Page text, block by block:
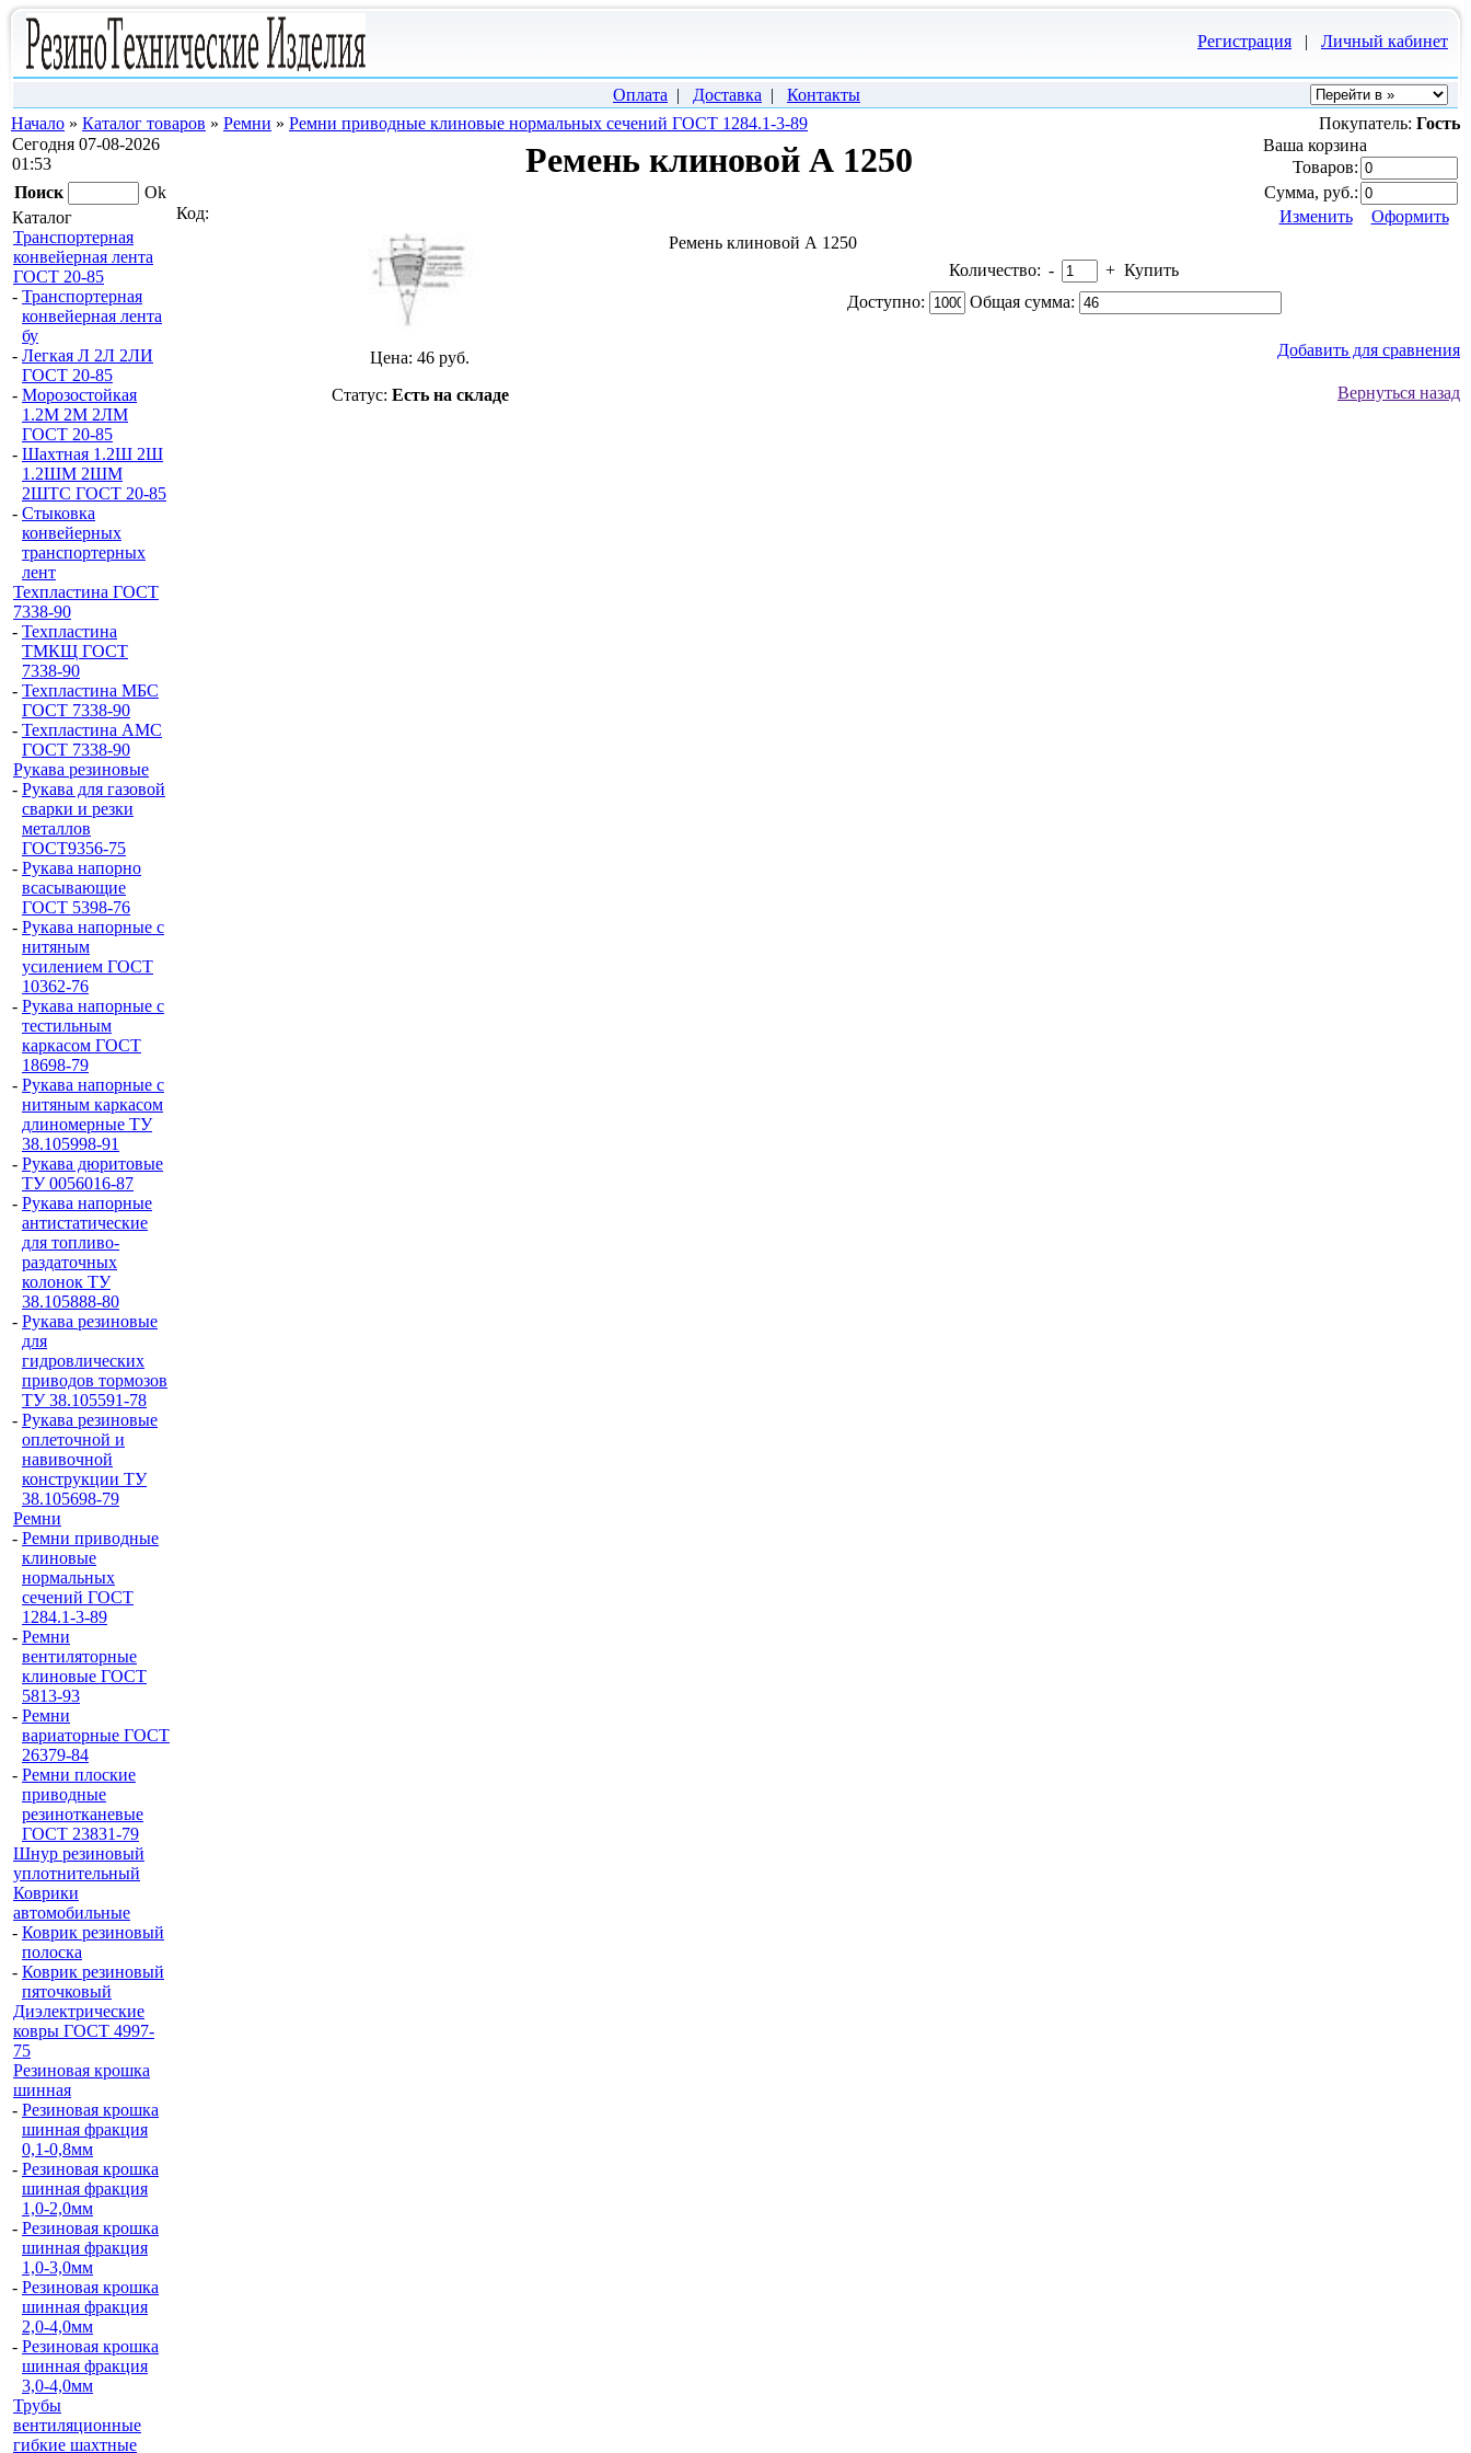
Регистрация | Личный кабинет
Оплата | Доставка | Контакты
Начало » Каталог товаров » Ремни » Ремни приводные клиновые нормальных сечений ГОСТ 1284.1-3-89 Покупатель: Гость
Сегодня 07-08-2026
01:53
Поиск
Ok
Каталог
Транспортерная
конвейерная лента
ГОСТ 20-85
- Транспортерная
конвейерная лента
бу
- Легкая Л 2Л 2ЛИ
ГОСТ 20-85
- Морозостойкая
1.2М 2М 2ЛМ
ГОСТ 20-85
- Шахтная 1.2Ш 2Ш
1.2ШМ 2ШМ
2ШТС ГОСТ 20-85
- Стыковка
конвейерных
транспортерных
лент
Техпластина ГОСТ
7338-90
- Техпластина
ТМКЩ ГОСТ
7338-90
- Техпластина МБС
ГОСТ 7338-90
- Техпластина АМС
ГОСТ 7338-90
Рукава резиновые
- Рукава для газовой
сварки и резки
металлов
ГОСТ9356-75
- Рукава напорно
всасывающие
ГОСТ 5398-76
- Рукава напорные с
нитяным
усилением ГОСТ
10362-76
- Рукава напорные с
тестильным
каркасом ГОСТ
18698-79
- Рукава напорные с
нитяным каркасом
длиномерные ТУ
38.105998-91
- Рукава дюритовые
ТУ 0056016-87
- Рукава напорные
антистатические
для топливо-
раздаточных
колонок ТУ
38.105888-80
- Рукава резиновые
для
гидровлических
приводов тормозов
ТУ 38.105591-78
- Рукава резиновые
оплеточной и
навивочной
конструкции ТУ
38.105698-79
Ремни
- Ремни приводные
клиновые
нормальных
сечений ГОСТ
1284.1-3-89
- Ремни
вентиляторные
клиновые ГОСТ
5813-93
- Ремни
вариаторные ГОСТ
26379-84
- Ремни плоские
приводные
резинотканевые
ГОСТ 23831-79
Шнур резиновый
уплотнительный
Коврики
автомобильные
- Коврик резиновый
полоска
- Коврик резиновый
пяточковый
Диэлектрические
ковры ГОСТ 4997-
75
Резиновая крошка
шинная
- Резиновая крошка
шинная фракция
0,1-0,8мм
- Резиновая крошка
шинная фракция
1,0-2,0мм
- Резиновая крошка
шинная фракция
1,0-3,0мм
- Резиновая крошка
шинная фракция
2,0-4,0мм
- Резиновая крошка
шинная фракция
3,0-4,0мм
Трубы
вентиляционные
гибкие шахтные
Ремень клиновой А 1250
Код:
Ваша корзина
Товаров:
Сумма, руб.:
Изменить
Оформить
Цена: 46 руб.
Статус: Есть на складе
Ремень клиновой А 1250
Количество: - + Купить
Доступно:
Общая сумма:
Добавить для сравнения
Вернуться назад